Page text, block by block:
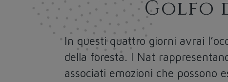
Golfo
In questi quattro giorni avrai
della foresta. I Nat
associati emozioni che possono